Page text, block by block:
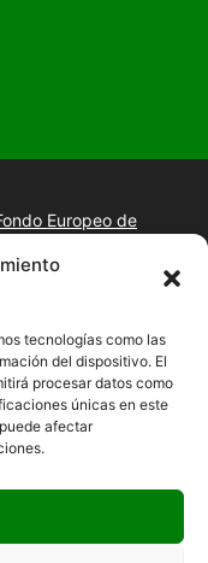
tecnologías como las
del dispositivo. El
procesar datos como
únicas en este
afectar
Restaurante Tuétano
Europeo de
fomento de la
de una estrategia
de la Comunidad